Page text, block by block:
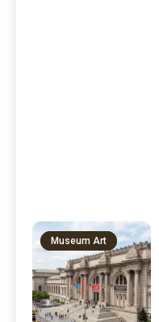
Museum Art